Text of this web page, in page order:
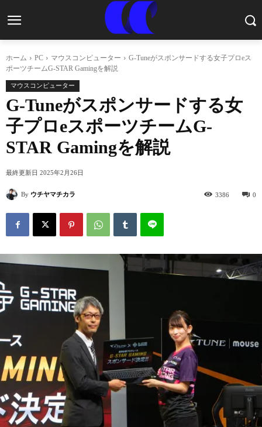
ホーム PC マウスコンピューター
G-Tuneがスポンサードする女子プロeス
ポーツチームG-STAR Gamingを解説
マウスコンピューター
G-Tuneがスポンサードする女
子プロeスポーツチームG-
STAR Gamingを解説
最終更新日 2025年2月26日
By ウチヤマチカラ 0
3386